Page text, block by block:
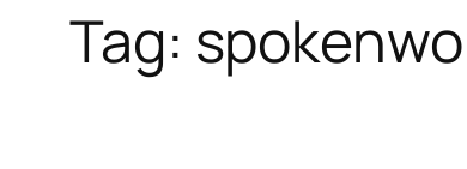
Tag: